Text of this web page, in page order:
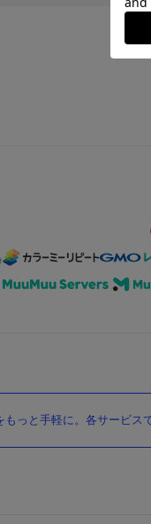
っと手軽に。各サービス